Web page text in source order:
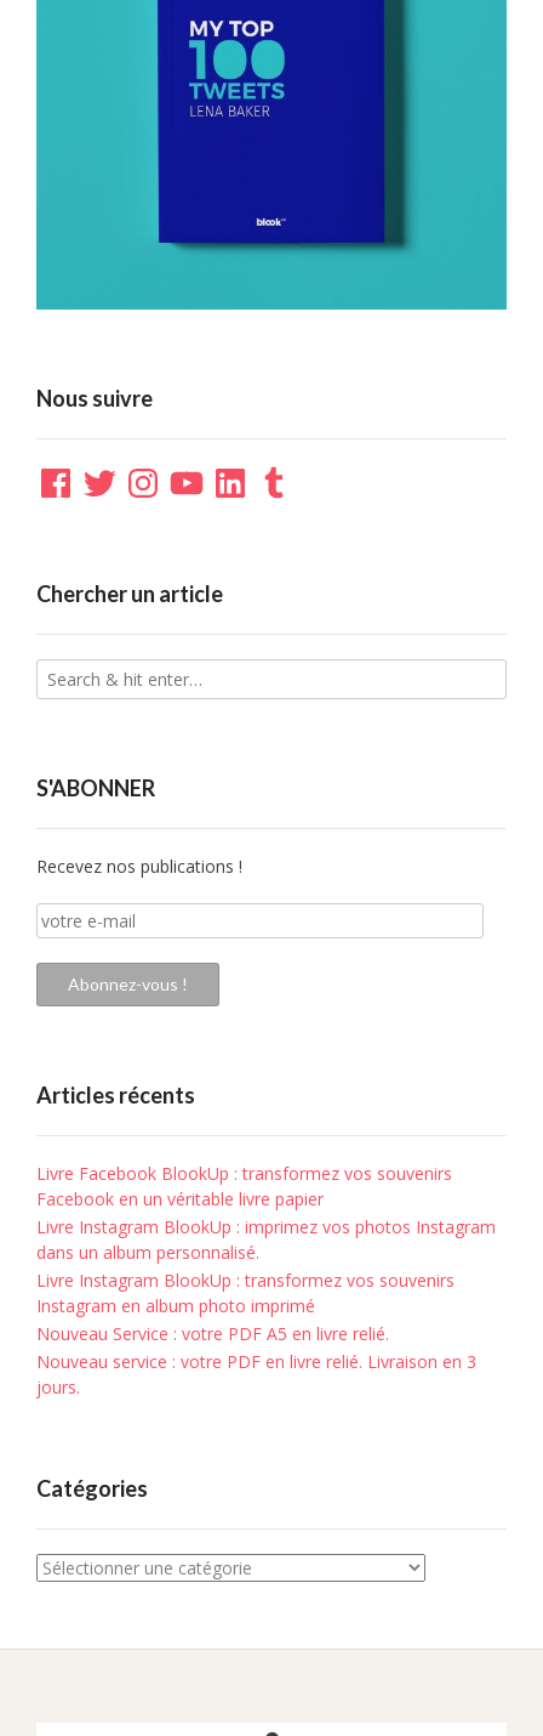
Nous suivre
Facebook
TwitterInstagramYouTubeLinkedInTumblr
Chercher un article
S'ABONNER
Recevez nos publications !
votre
e-
mail
Abonnez-vous !
Articles récents
Livre Facebook BlookUp : transformez vos souvenirs
Facebook en un véritable livre papier
Livre Instagram BlookUp : imprimez vos photos Instagram
dans un album personnalisé.
Livre Instagram BlookUp : transformez vos souvenirs
Instagram en album photo imprimé
Nouveau Service : votre PDF A5 en livre relié.
Nouveau service : votre PDF en livre relié. Livraison en 3
jours.
Catégories
Catégories